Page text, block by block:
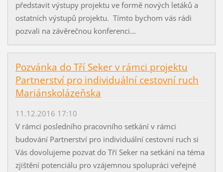
představit výstupy projektu ve formě nových letáků a
ostatních výstupů projektu. Tímto bychom vás rádi
pozvali na závěrečnou konferenci...
Pozvánka do Tří Seker v rámci projektu
Partnerství pro individuální cestovní ruch
Mariánskolázeňska
11.12.2016 17:10
V rámci posledního pracovního setkání v rámci
budování Partnerství pro individuální cestovní ruch si
Vás dovolujeme pozvat do Tří Seker na setkání na téma
zjištění potenciálu pro vzájemnou spolupráci veřejné